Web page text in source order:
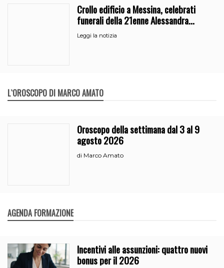
Crollo edificio a Messina, celebrati
funerali della 21enne Alessandra
Frazzica
Leggi la notizia
L`OROSCOPO DI MARCO AMATO
Oroscopo della settimana dal 3 al 9
agosto 2026
di Marco Amato
AGENDA FORMAZIONE
Incentivi alle assunzioni: quattro nuovi
bonus per il 2026